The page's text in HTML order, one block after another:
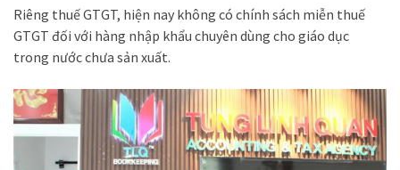
Riêng thuế GTGT, hiện nay không có chính sách miễn thuế
GTGT đối với hàng nhập khẩu chuyên dùng cho giáo dục
trong nước chưa sản xuất.